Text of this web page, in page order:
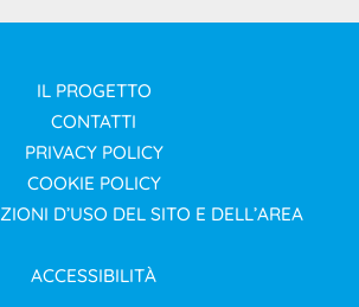
IL PROGETTO
CONTATTI
PRIVACY POLICY
COOKIE POLICY
D’USO DEL SITO E DELL’AREA
ACCESSIBILITÀ